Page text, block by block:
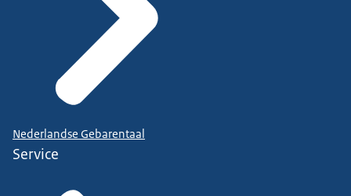
Nederlandse Gebarentaal
Service